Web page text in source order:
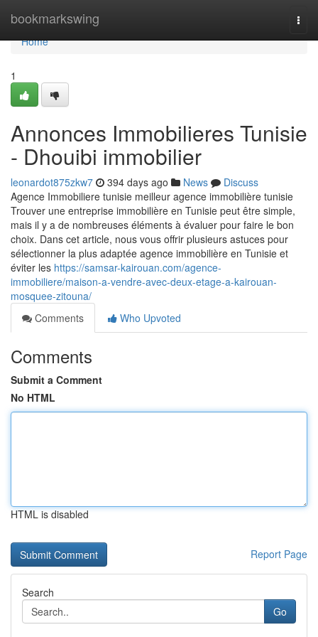
bookmarkswing
Home
Home
1
Annonces Immobilieres Tunisie
- Dhouibi immobilier
leonardot875zkw7 394 days ago News
Discuss
Agence Immobiliere tunisie meilleur agence immobilière tunisie
Trouver une entreprise immobilière en Tunisie peut être simple,
mais il y a de nombreuses éléments à évaluer pour faire le bon
choix. Dans cet article, nous vous offrir plusieurs astuces pour
sélectionner la plus adaptée agence immobilière en Tunisie et
éviter les https://samsar-kairouan.com/agence-
immobiliere/maison-a-vendre-avec-deux-etage-a-kairouan-
mosquee-zitouna/
Comments
Who Upvoted
Comments
Submit a Comment
No HTML
HTML is disabled
Report Page
Search
Go